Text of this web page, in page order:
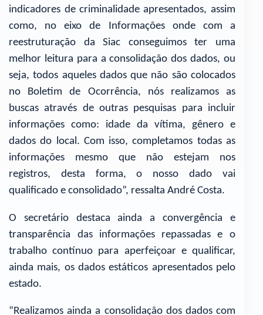
indicadores de criminalidade apresentados, assim
como, no eixo de Informações onde com a
reestruturação da Siac conseguimos ter uma
melhor leitura para a consolidação dos dados, ou
seja, todos aqueles dados que não são colocados
no Boletim de Ocorrência, nós realizamos as
buscas através de outras pesquisas para incluir
informações como: idade da vítima, gênero e
dados do local. Com isso, completamos todas as
informações mesmo que não estejam nos
registros, desta forma, o nosso dado vai
qualificado e consolidado”, ressalta André Costa.
O secretário destaca ainda a convergência e
transparência das informações repassadas e o
trabalho contínuo para aperfeiçoar e qualificar,
ainda mais, os dados estáticos apresentados pelo
estado.
“Realizamos ainda a consolidação dos dados com